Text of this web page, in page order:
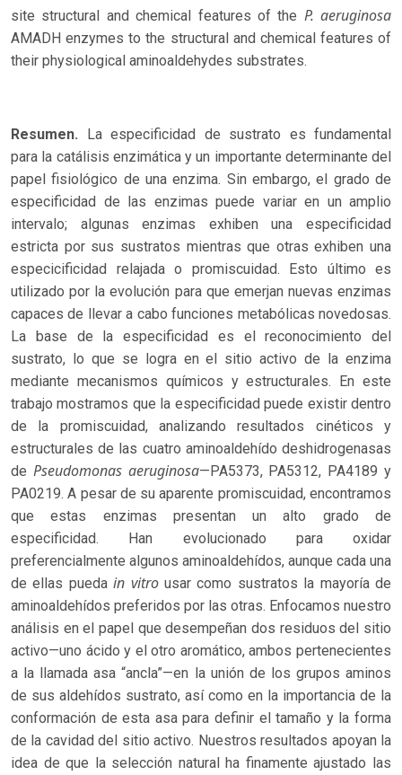
site structural and chemical features of the P. aeruginosa
AMADH enzymes to the structural and chemical features of
their physiological aminoaldehydes substrates.
Resumen. La especificidad de sustrato es fundamental
para la catálisis enzimática y un importante determinante del
papel fisiológico de una enzima. Sin embargo, el grado de
especificidad de las enzimas puede variar en un amplio
intervalo; algunas enzimas exhiben una especificidad
estricta por sus sustratos mientras que otras exhiben una
especicificidad relajada o promiscuidad. Esto último es
utilizado por la evolución para que emerjan nuevas enzimas
capaces de llevar a cabo funciones metabólicas novedosas.
La base de la especificidad es el reconocimiento del
sustrato, lo que se logra en el sitio activo de la enzima
mediante mecanismos químicos y estructurales. En este
trabajo mostramos que la especificidad puede existir dentro
de la promiscuidad, analizando resultados cinéticos y
estructurales de las cuatro aminoaldehído deshidrogenasas
de Pseudomonas aeruginosa—PA5373, PA5312, PA4189 y
PA0219. A pesar de su aparente promiscuidad, encontramos
que estas enzimas presentan un alto grado de
especificidad. Han evolucionado para oxidar
preferencialmente algunos aminoaldehídos, aunque cada una
de ellas puedain vitrousar como sustratos la mayoría de
aminoaldehídos preferidos por las otras. Enfocamos nuestro
análisis en el papel que desempeñan dos residuos del sitio
activo—uno ácido y el otro aromático, ambos pertenecientes
a la llamada asa “ancla”—en la unión de los grupos aminos
de sus aldehídos sustrato, así como en la importancia de la
conformación de esta asa para definir el tamaño y la forma
de la cavidad del sitio activo. Nuestros resultados apoyan la
idea de que la selección natural ha finamente ajustado las